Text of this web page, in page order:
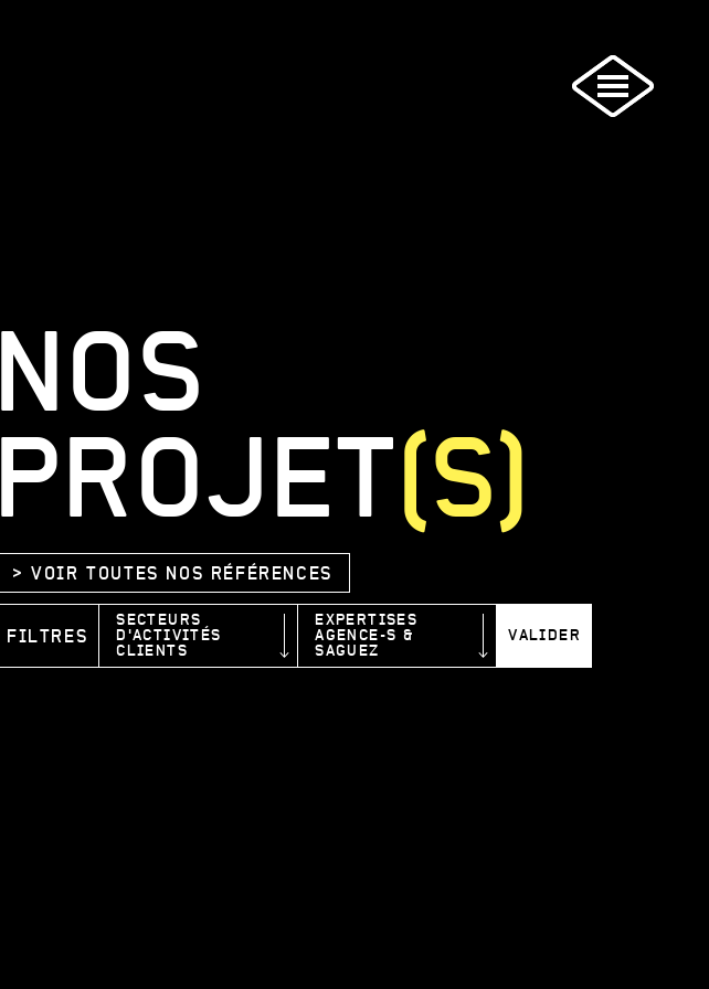
NOS
PROJET(S)
VOIR TOUTES NOS RÉFÉRENCES
FILTRES
SECTEURS
D'ACTIVITÉS
CLIENTS
EXPERTISES
AGENCE-S &
SAGUEZ
VALIDER